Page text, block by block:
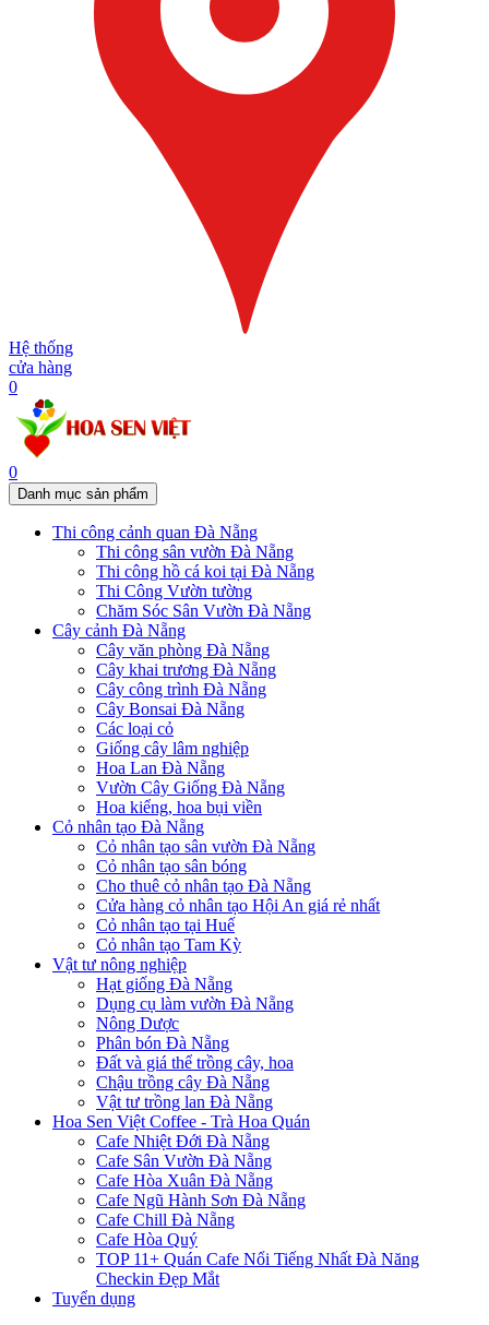
Hệ thống
cửa hàng
0
0
Danh mục sản phẩm
Thi công cảnh quan Đà Nẵng
Thi công sân vườn Đà Nẵng
Thi công hồ cá koi tại Đà Nẵng
Thi Công Vườn tường
Chăm Sóc Sân Vườn Đà Nẵng
Cây cảnh Đà Nẵng
Cây văn phòng Đà Nẵng
Cây khai trương Đà Nẵng
Cây công trình Đà Nẵng
Cây Bonsai Đà Nẵng
Các loại cỏ
Giống cây lâm nghiệp
Hoa Lan Đà Nẵng
Vườn Cây Giống Đà Nẵng
Hoa kiểng, hoa bụi viền
Cỏ nhân tạo Đà Nẵng
Cỏ nhân tạo sân vườn Đà Nẵng
Cỏ nhân tạo sân bóng
Cho thuê cỏ nhân tạo Đà Nẵng
Cửa hàng cỏ nhân tạo Hội An giá rẻ nhất
Cỏ nhân tạo tại Huế
Cỏ nhân tạo Tam Kỳ
Vật tư nông nghiệp
Hạt giống Đà Nẵng
Dụng cụ làm vườn Đà Nẵng
Nông Dược
Phân bón Đà Nẵng
Đất và giá thể trồng cây, hoa
Chậu trồng cây Đà Nẵng
Vật tư trồng lan Đà Nẵng
Hoa Sen Việt Coffee - Trà Hoa Quán
Cafe Nhiệt Đới Đà Nẵng
Cafe Sân Vườn Đà Nẵng
Cafe Hòa Xuân Đà Nẵng
Cafe Ngũ Hành Sơn Đà Nẵng
Cafe Chill Đà Nẵng
Cafe Hòa Quý
TOP 11+ Quán Cafe Nổi Tiếng Nhất Đà Năng
Checkin Đẹp Mắt
Tuyển dụng